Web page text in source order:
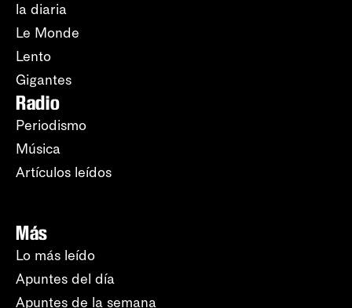
la diaria
Le Monde
Lento
Gigantes
Radio
Periodismo
Música
Artículos leídos
Más
Lo más leído
Apuntes del día
Apuntes de la semana